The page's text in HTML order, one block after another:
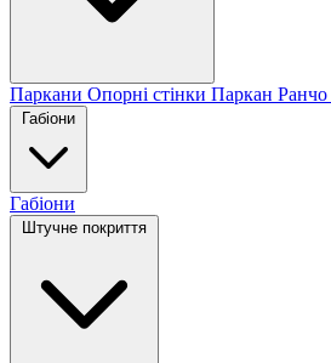
Паркани Опорні стінки Паркан Ранчо
Габіони
Габіони
Штучне покриття